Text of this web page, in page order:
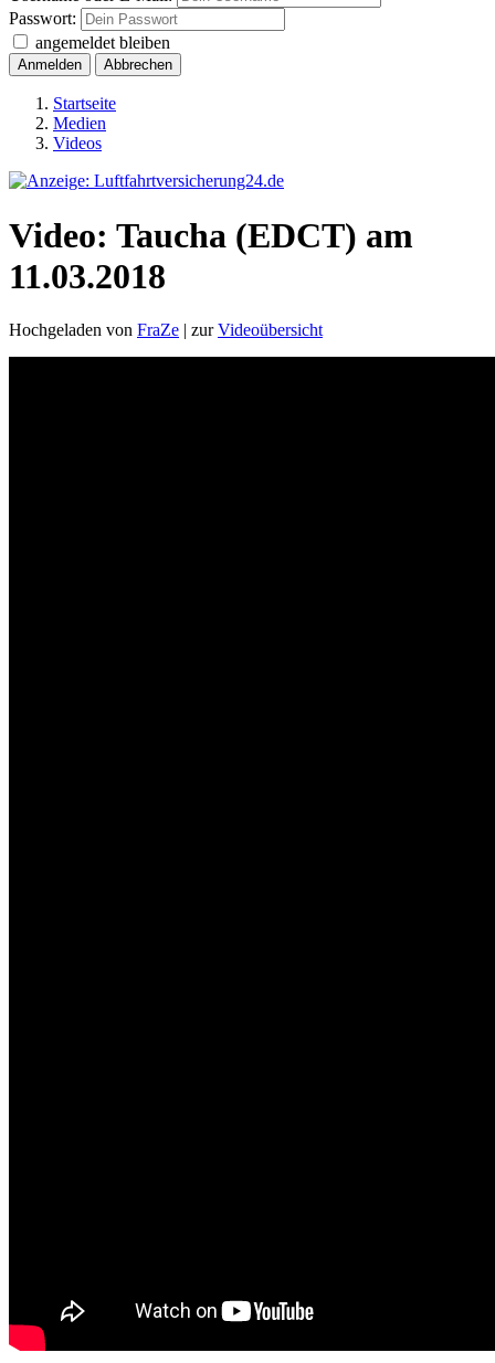
Passwort:
angemeldet bleiben
Anmelden Abbrechen
Startseite
Medien
Videos
Video: Taucha (EDCT) am
11.03.2018
Hochgeladen von FraZe | zurVideoübersicht